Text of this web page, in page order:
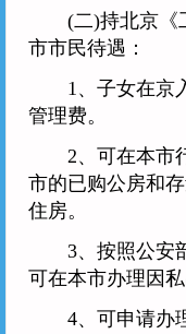
(二)持北京《工
市市民待遇：
1、子女在京入
管理费。
2、可在本市行
市的已购公房和
住房。
3、按照公安部
可在本市办理因私
4、可申请办理